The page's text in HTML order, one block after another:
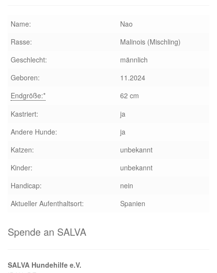
Name:
Nao
Rasse:
Malinois (Mischling)
Geschlecht:
männlich
Geboren:
11.2024
Endgröße:*
62 cm
Kastriert:
ja
Andere Hunde:
ja
Katzen:
unbekannt
Kinder:
unbekannt
Handicap:
nein
Aktueller Aufenthaltsort:
Spanien
Spende an SALVA
SALVA Hundehilfe e.V.